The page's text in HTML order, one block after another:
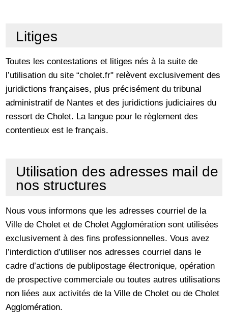
Litiges
Toutes les contestations et litiges nés à la suite de
l’utilisation du site “cholet.fr" relèvent exclusivement des
juridictions françaises, plus précisément du tribunal
administratif de Nantes et des juridictions judiciaires du
ressort de Cholet. La langue pour le règlement des
contentieux est le français.
Utilisation des adresses mail de
nos structures
Nous vous informons que les adresses courriel de la
Ville de Cholet et de Cholet Agglomération sont utilisées
exclusivement à des fins professionnelles. Vous avez
l’interdiction d’utiliser nos adresses courriel dans le
cadre d’actions de publipostage électronique, opération
de prospective commerciale ou toutes autres utilisations
non liées aux activités de la Ville de Cholet ou de Cholet
Agglomération.